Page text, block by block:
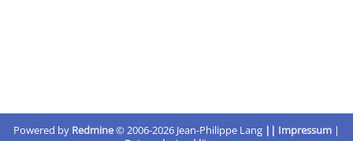
Powered by Redmine© 2006-2026 Jean-Philippe Lang || Impressum |